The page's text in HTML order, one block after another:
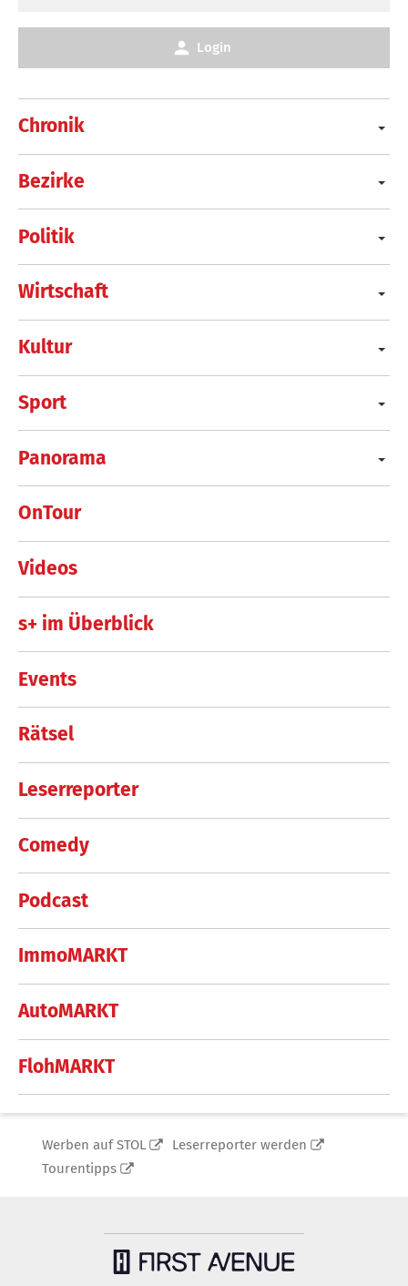
Chronik
Bezirke
Politik
Wirtschaft
Kultur
Sport
Panorama
OnTour
Videos
s+ im Überblick
Events
Rätsel
Leserreporter
Comedy
Podcast
ImmoMARKT
AutoMARKT
FlohMARKT
Login
Werben auf STOL
Leserreporter werden
Tourentipps